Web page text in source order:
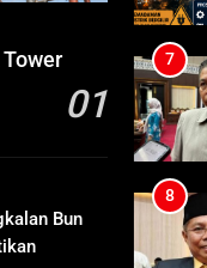
01
Bun
8